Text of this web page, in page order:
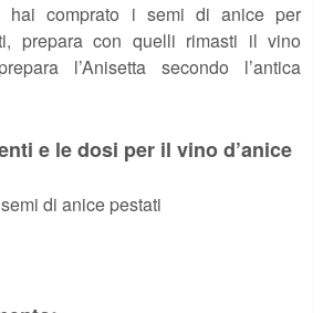
hai comprato i semi di anice per
prepara con quelli rimasti il vino
l’Anisetta secondo l’antica
e le dosi per il vino d’anice
di anice pestati